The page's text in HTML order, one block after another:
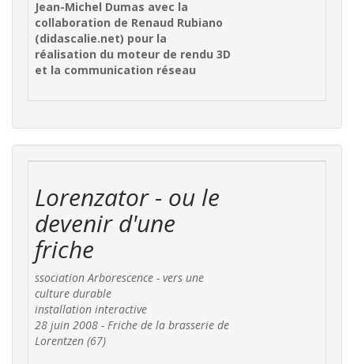
Jean-Michel Dumas avec la
collaboration de Renaud Rubiano
(didascalie.net) pour la
réalisation du moteur de rendu 3D
et la communication réseau
Lorenzator - ou le
devenir d'une
friche
ssociation Arborescence - vers une
culture durable
installation interactive
28 juin 2008 - Friche de la brasserie de
Lorentzen (67)